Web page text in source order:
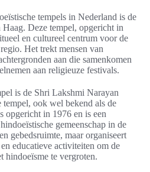
tempels in Nederland is de
Deze tempel, opgericht in
en cultureel centrum voor de
Het trekt mensen van
aan die samenkomen
aan religieuze festivals.
is de Shri Lakshmi Narayan
ook wel bekend als de
opgericht in 1976 en is een
gemeenschap in de
gebedsruimte, maar organiseert
educatieve activiteiten om de
hindoeïsme te vergroten.